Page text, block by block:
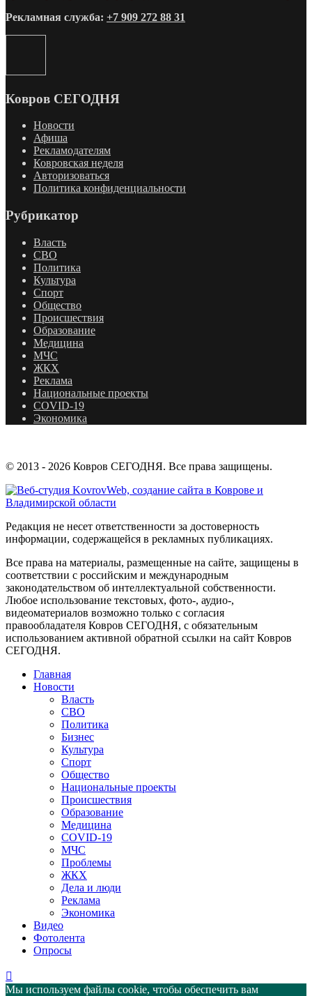
Рекламная служба: +7 909 272 88 31
Ковров СЕГОДНЯ
Новости
Афиша
Рекламодателям
Ковровская неделя
Авторизоваться
Политика конфиденциальности
Рубрикатор
Власть
СВО
Политика
Культура
Спорт
Общество
Происшествия
Образование
Медицина
МЧС
ЖКХ
Реклама
Национальные проекты
COVID-19
Экономика
© 2013 - 2026 Ковров СЕГОДНЯ. Все права защищены.
Редакция не несет ответственности за достоверность
информации, содержащейся в рекламных публикациях.
Все права на материалы, размещенные на сайте, защищены в
соответствии с российским и международным
законодательством об интеллектуальной собственности.
Любое использование текстовых, фото-, аудио-,
видеоматериалов возможно только с согласия
правообладателя Ковров СЕГОДНЯ, с обязательным
использованием активной обратной ссылки на сайт Ковров
СЕГОДНЯ.
Главная
Новости
Власть
СВО
Политика
Бизнес
Культура
Спорт
Общество
Национальные проекты
Происшествия
Образование
Медицина
COVID-19
МЧС
Проблемы
ЖКХ
Дела и люди
Реклама
Экономика
Видео
Фотолента
Опросы
Мы используем файлы cookie, чтобы обеспечить вам